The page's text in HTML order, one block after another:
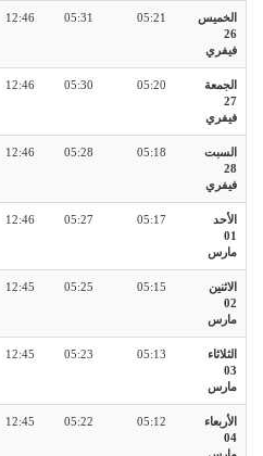
الخميس
26
فيفري
05:21
05:31
12:46
الجمعة
27
فيفري
05:20
05:30
12:46
السبت
28
فيفري
05:18
05:28
12:46
الأحد
01
مارس
05:17
05:27
12:46
الاثنين
02
مارس
05:15
05:25
12:45
الثلاثاء
03
مارس
05:13
05:23
12:45
الأربعاء
04
05:12
05:22
12:45